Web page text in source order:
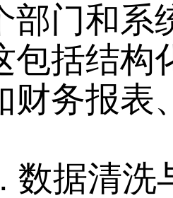
部门和系
包括结构
财务报表
数据清洗